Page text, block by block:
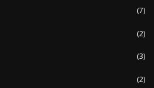
(7)
(2)
(3)
(2)